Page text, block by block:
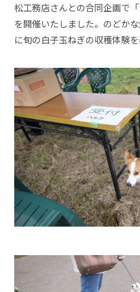
松工務店さんとの合同企画で
を開催いたしました。のどか
に旬の白子玉ねぎの収穫体験